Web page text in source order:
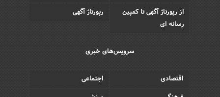
از رپورتاژ آگهی تا کمپین
رسانه ای
رپورتاژ آگهی
سرویس‌های خبری
اقتصادی
اجتماعی